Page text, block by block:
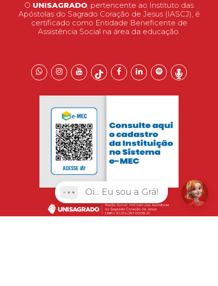
O UNISAGRADO, pertencente ao Instituto das
Apóstolas do Sagrado Coração de Jesus (IASCJ), é
certificado como Entidade Beneficente de
Assistência Social na área da educação.
Oi... Eu sou a Grá!